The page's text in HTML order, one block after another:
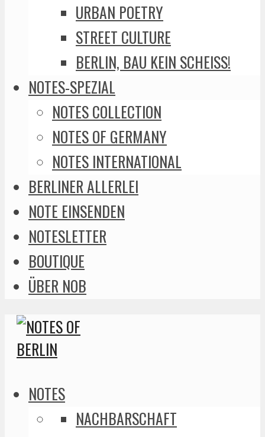
URBAN POETRY
STREET CULTURE
BERLIN, BAU KEIN SCHEISS!
NOTES-SPEZIAL
NOTES COLLECTION
NOTES OF GERMANY
NOTES INTERNATIONAL
BERLINER ALLERLEI
NOTE EINSENDEN
NOTESLETTER
BOUTIQUE
ÜBER NOB
NOTES
NACHBARSCHAFT